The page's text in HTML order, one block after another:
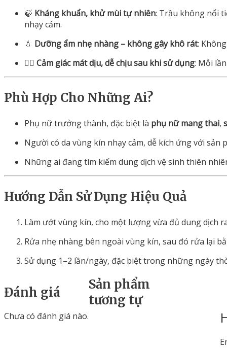
🍃 Kháng khuẩn, khửmùitựnhiên: Trầu không nổi
nhạycảm.
💧 Dưỡngẩm nhẹ nhàng – không gâykhô rát: Không
🧘‍♀️ Cảm giácmátdịu,dễchịusau khisửdụng: Mỗi lần
Phù Hợp Cho Những Ai?
Phụ nữtrưởngthành, đặc biệt là phụ nữmangthai,
Người có da vùng kín nhạycảm, dễ kích ứngvới sản
Nhữngai đangtìm kiếm dungdịch vệsinh thiên
Hướng Dẫn SửDụng Hiệu Quả
Làm ướtvùng kín, cho một lượngvừa đủ dungdịch
Rửa nhẹ nhàng bên ngoài vùng kín, sau đó rửa lại
Sửdụng 1–2 lần/ngày, đặc biệttrong những ngày
Đánh giá
Chưa có đánh giá nào.
Sản phẩm
tương tự